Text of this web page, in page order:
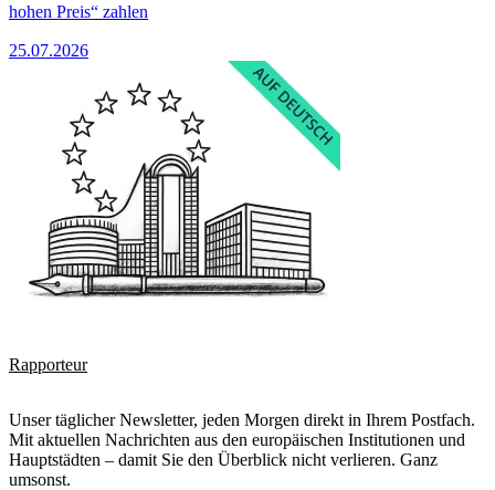
hohen Preis“ zahlen
25.07.2026
Rapporteur
Unser täglicher Newsletter, jeden Morgen direkt in Ihrem Postfach.
Mit aktuellen Nachrichten aus den europäischen Institutionen und
Hauptstädten – damit Sie den Überblick nicht verlieren. Ganz
umsonst.